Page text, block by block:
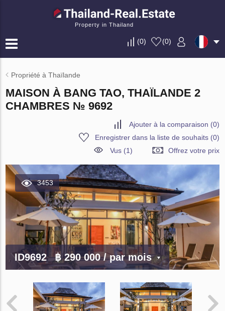
Property in Thailand
(0) (0)
Propriété à Thaïlande
MAISON À BANG TAO, THAÏLANDE 2
CHAMBRES № 9692
Ajouter à la comparaison (0)
Enregistrer dans la liste de souhaits(0)
Vus (1)
Offrez votre prix
3453
ID9692 ฿ 290 000/ par mois